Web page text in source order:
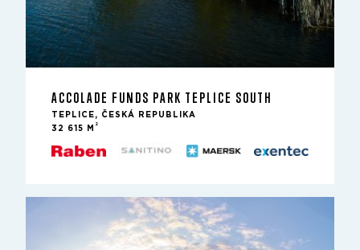
ACCOLADE FUNDS PARK TEPLICE SOUTH
TEPLICE, ČESKÁ REPUBLIKA
32 615 M
2